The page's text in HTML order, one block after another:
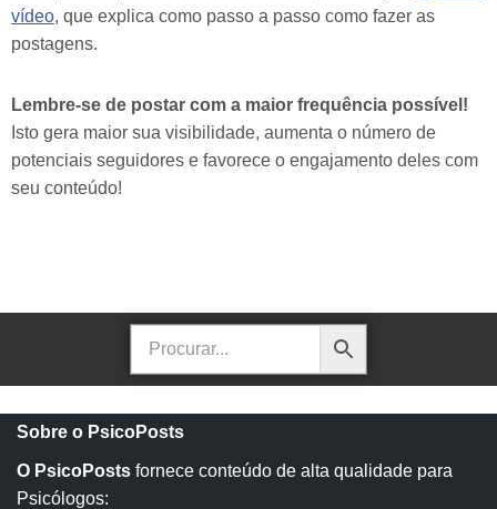
vídeo, que explica como passo a passo como fazer as
postagens.
Lembre-se de postar com a maior frequência possível!
Isto gera maior sua visibilidade, aumenta o número de
potenciais seguidores e favorece o engajamento deles com
seu conteúdo!
Sobre o PsicoPosts
O PsicoPosts fornece conteúdo de alta qualidade para
Psicólogos: